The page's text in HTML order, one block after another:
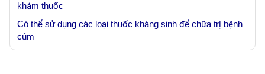
khảm thuốc
Có thể sử dụng các loại thuốc kháng sinh để chữa trị bệnh
cúm